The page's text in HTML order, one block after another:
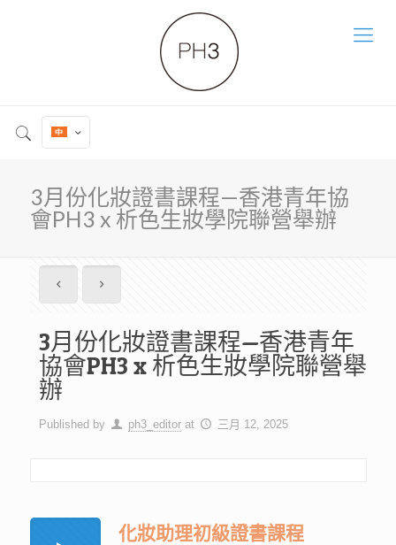
3月份化妝證書課程—香港青年協
會PH3 x 析色生妝學院聯營舉辦
3月份化妝證書課程—香港青年
協會PH3 x 析色生妝學院聯營舉
辦
Published by ph3_editor at 三月 12, 2025
化妝助理初級證書課程